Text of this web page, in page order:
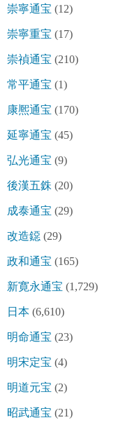
崇寧通宝 (12)
崇寧重宝 (17)
崇禎通宝 (210)
常平通宝 (1)
康熈通宝 (170)
延寧通宝 (45)
弘光通宝 (9)
後漢五銖 (20)
成泰通宝 (29)
改造鐚 (29)
政和通宝 (165)
新寛永通宝 (1,729)
日本 (6,610)
明命通宝 (23)
明宋定宝 (4)
明道元宝 (2)
昭武通宝 (21)